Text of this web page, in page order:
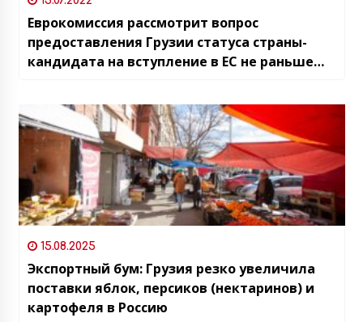
Еврокомиссия рассмотрит вопрос
предоставления Грузии статуса страны-
кандидата на вступление в ЕС не раньше
15.08.2025
Экспортный бум: Грузия резко увеличила
поставки яблок, персиков (нектаринов) и
картофеля в Россию